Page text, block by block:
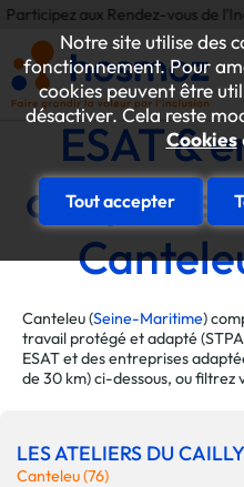
Notre site utilise des
fonctionnement. Pour
cookies peuvent être
désactiver. Cela reste
Cookies
Tout accepter
aux Rendez-vous de l'Inclusion
ESAT &
adaptées
Canteleu (Seine-Maritime)
travail protégé et adapté
ESAT et des entreprises
de 30 km) ci-dessous, ou
LES ATELIERS DU CAILLY
Canteleu (76)